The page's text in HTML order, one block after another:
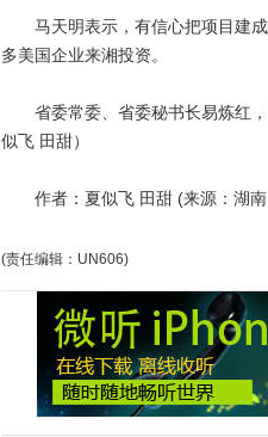
马天明表示，有信心把项目建成
多美国企业来湘投资。
省委常委、省委秘书长易炼红，
似飞 田甜）
作者：夏似飞 田甜 (来源：湖南
(责任编辑：UN606)